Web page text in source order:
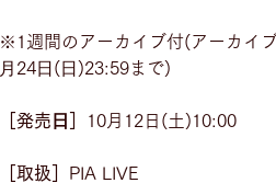
※1週間のアーカイブ付(アーカイ
⽉24⽇(⽇)23:59まで)
［発売⽇］ 10月12日(土)10:00
［取扱］
PIA LIVE